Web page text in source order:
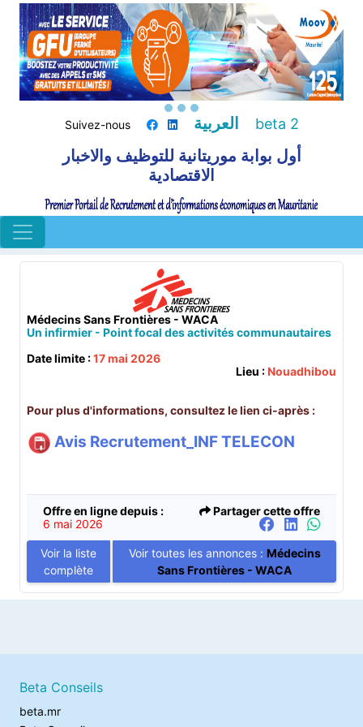
Suivez-nous العربية beta 2
أول بوابة موريتانية للتوظيف والاخبار
الاقتصادية
Médecins Sans Frontières - WACA
Un infirmier - Point focal des activités communautaires
Date limite :17 mai 2026
Lieu :Nouadhibou
Pour plus d'informations, consultez le lien ci-après :
Avis Recrutement_INF TELECON
Offre en ligne depuis :
6 mai 2026
Partager cette offre
Voir la liste
complète
Voir toutes les annonces : Médecins
Sans Frontières - WACA
Beta Conseils
beta.mr